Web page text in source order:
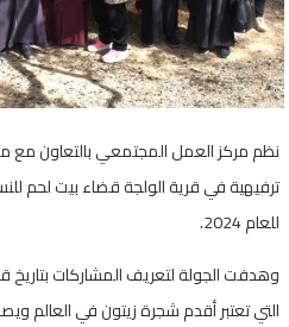
نظم مركز العمل المجتمعي بالتعاون
ترفيهية في قرية الولجة قضاء بيت لحم
للعام 2024.
وهدفت الجولة لتعريف المشاركات بتاريخ